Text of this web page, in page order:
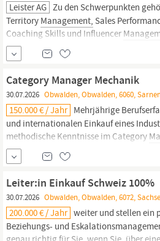
Leister AG Zu den Schwerpunkten
Territory Management, Sales
Coaching Skills und Influencer
dessen erfolgreiche Umsetzung im
internationalen Vertrieb durch
Category Manager Mechanik
30.07.2026 Obwalden, Obwalden, 6060,
150.000 € / Jahr Mehrjährige
und internationalen Einkauf eines
methodische Kenntnisse im Category
Hervorragende Verhandlungskenntnisse
Kompetenz mit entsprechenden
mit SAP S/4HANA sowie...
Leiter:in Einkauf Schweiz 100%
30.07.2026 Obwalden, Obwalden, 6072,
200.000 € / Jahr weiter und stellen ein
Beziehungs- und